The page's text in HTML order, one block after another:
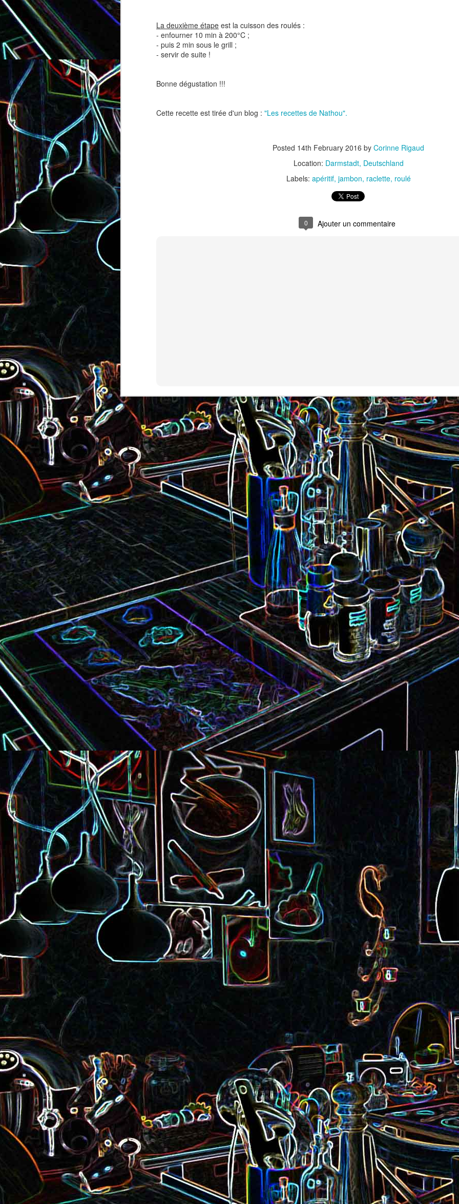
La deuxième étape est la cuisson des roulés :
- enfourner 10 min à 200°C ;
- puis 2 min sous le grill ;
- servir de suite !
Bonne dégustation !!!
Cette recette est tirée d'un blog : "Les recettes de Nathou".
Posted 14th February 2016 by Corinne Rigaud
Location: Darmstadt, Deutschland
Labels: apéritif jambon raclette roulé
0
Brownie au chocolat recouvert
de marshmallows fondus Tapenade verte aux amandes
Salade de lentilles au céleri
branche et à la carotte
2
Bolognaise de lentilles et de
légumes
Gnocchi sauté au
Pizza au camembert, au sirop
d'érable et aux noix
Salade de vermicelles de riz,
aux crevettes et au
pamplemousse Minis brownies aux Oreo®
Pizza au jambon Serrano et
aux câpres Pancakes aux
d'avoine
Curry de brocoli et de carottes Bundt cake au chocolat
praliné
Camembert fondant au sirop
d'érable Chou pointu sauté à
Croque-monsieur à la viande
des grisons, au Comté et aux
noix
Croque-madame aux
épinards et au gingembre Smoothie à l'orange et à la
mangue
Curry de pois
Tarte amandine
Pizza à la choucroute, aux
lardons et au cumin Crème de poivron aux noix Cake au saucisson
Baguette à la raclette, à la
roquette et aux graines de
courge Smoothie aux kiwis et à la
mangue
Gâteau au chocolat et au Pizza aux rillettes
Tarte à la pralinoise et aux
noisettes
Colombo de crevettes au lait
de coco Tarte aux pommes, au miel et
aux amandes
Choux de
chorizo et à la
2